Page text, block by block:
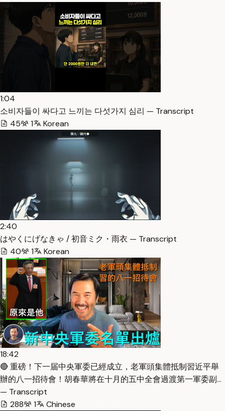
1:04
소비자들이 싸다고 느끼는 다섯가지 심리 — Transcript
45
1 Korean
2:40
はやくにげなきゃ / 初音ミク・雨衣 — Transcript
40
1 Korean
18:42
🔴 重磅！下一届中央軍委已經成立，老軍頭集體抵制習近平舉
辦的八一招待會！胡春華將在十月的五中全會過渡第一軍委副…
— Transcript
288
1 Chinese